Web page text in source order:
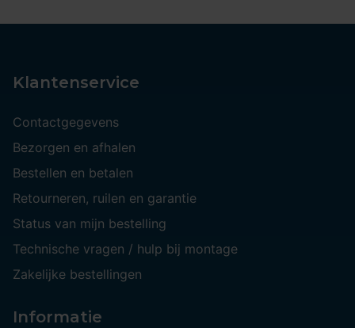
Klantenservice
Contactgegevens
Bezorgen en afhalen
Bestellen en betalen
Retourneren, ruilen en garantie
Status van mijn bestelling
Technische vragen / hulp bij montage
Zakelijke bestellingen
Informatie